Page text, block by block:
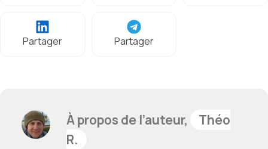
Partager Partager
À propos de l’auteur,
Théo
R.